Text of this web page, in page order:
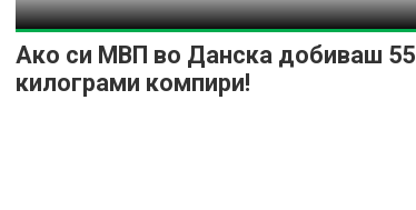
Ако си МВП во Данска добиваш 55
килограми компири!